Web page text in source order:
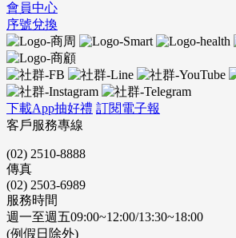
會員中心
序號兌換
下載App抽好禮 訂閱電子報
客戶服務專線
(02) 2510-8888
傳真
(02) 2503-6989
服務時間
週一至週五09:00~12:00/13:30~18:00
(例假日除外)